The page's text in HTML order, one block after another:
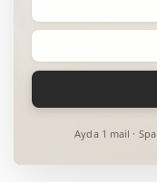
Ayda 1 mail ·